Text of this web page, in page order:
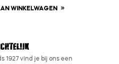
WINKELWAGEN
1927 vind je bij ons een